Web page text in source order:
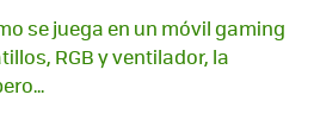
se juega en un móvil gaming
RGB y ventilador, la